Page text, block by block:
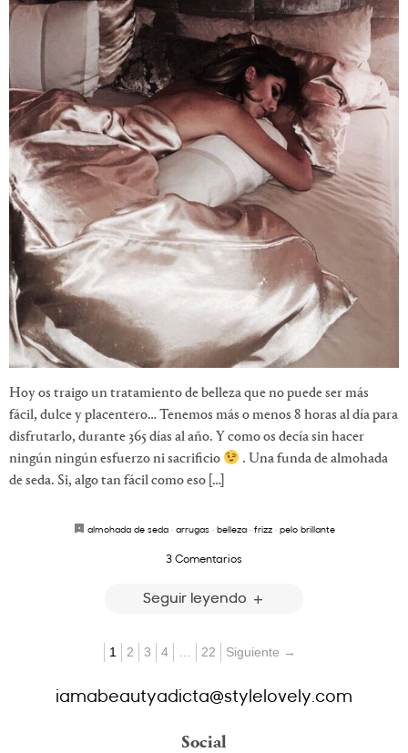
Hoy os traigo un tratamiento de belleza que no puede ser más
fácil, dulce y placentero… Tenemos más o menos 8 horas al día para
disfrutarlo, durante 365 días al año. Y como os decía sin hacer
ningún ningún esfuerzo ni sacrificio
. Una funda de almohada
de seda. Si, algo tan fácil como eso […]
almohada de seda· arrugas· belleza· frizz· pelo brillante
3 Comentarios
Seguir leyendo
1 2 3 4 22 Siguiente →
iamabeautyadicta@stylelovely.com
Social